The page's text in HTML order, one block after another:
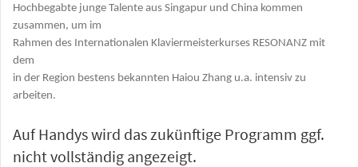
Hochbegabte junge Talente aus Singapur und China kommen
zusammen, um im
Rahmen des Internationalen Klaviermeisterkurses RESONANZ mit
dem
in der Region bestens bekannten Haiou Zhang u.a. intensiv zu
arbeiten.
Auf Handys wird das zukünftige Programm ggf.
nicht vollständig angezeigt.